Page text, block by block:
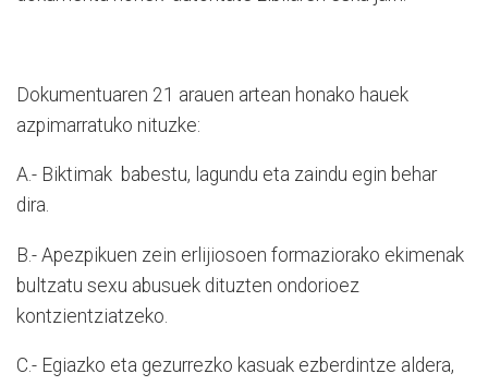
Dokumentuaren 21 arauen artean honako hauek
azpimarratuko nituzke:
A.- Biktimak babestu, lagundu eta zaindu egin behar
dira.
B.- Apezpikuen zein erlijiosoen formaziorako ekimenak
bultzatu sexu abusuek dituzten ondorioez
kontzientziatzeko.
C.- Egiazko eta gezurrezko kasuak ezberdintze aldera,